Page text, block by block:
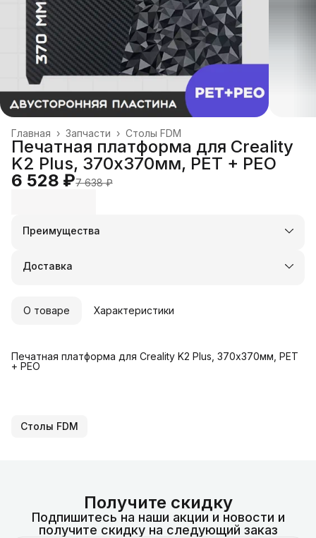
Столы FDM
Запчасти ›
Главная ›
Печатная платформа для Creality
K2 Plus, 370х370мм, PET + PEO
6 528 ₽7 638 ₽
Преимущества
Оплата частями в Сплит
Удобный возврат
Доставка
О товаре Характеристики
Печатная платформа для Creality K2 Plus, 370х370мм, PET
+ PEO
Столы FDM
Получите скидку
Подпишитесь на наши акции и новости и
получите скидку на следующий заказ